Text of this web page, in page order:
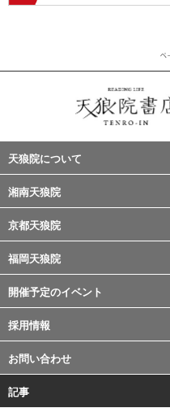
天狼院について
湘南天狼院
京都天狼院
福岡天狼院
開催予定のイベント
採用情報
お問い合わせ
記事